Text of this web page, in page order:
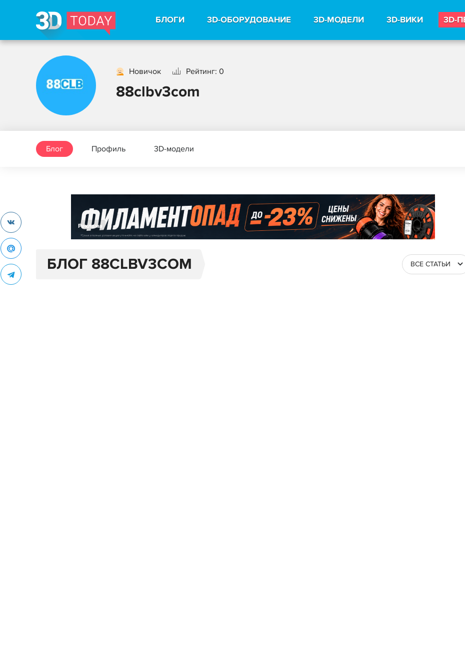
БЛОГИ 3D-ОБОРУДОВАНИЕ 3D-МОДЕЛИ 3D-ВИКИ 3D-
Новичок Рейтинг: 0
88clbv3com
Блог Профиль 3D-модели
Реклама
БЛОГ 88CLBV3COM ВСЕ СТАТЬИ